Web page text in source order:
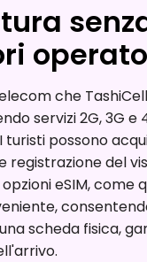
che
servizi 2G, 3G
turisti possono
registrazione del
opzioni eSIM,
scheda fisica,